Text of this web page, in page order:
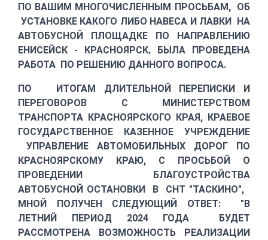
ПО ВАШИМ МНОГОЧИСЛЕННЫМ ПРОСЬБАМ, ОБ
УСТАНОВКЕ КАКОГО ЛИБО НАВЕСА И ЛАВКИ НА
АВТОБУСНОЙ ПЛОЩАДКЕ ПО НАПРАВЛЕНИЮ
ЕНИСЕЙСК - КРАСНОЯРСК, БЫЛА ПРОВЕДЕНА
РАБОТА ПО РЕШЕНИЮ ДАННОГО ВОПРОСА.
ПО ИТОГАМ ДЛИТЕЛЬНОЙ ПЕРЕПИСКИ И
ПЕРЕГОВОРОВ С МИНИСТЕРСТВОМ
ТРАНСПОРТА КРАСНОЯРСКОГО КРАЯ, КРАЕВОЕ
ГОСУДАРСТВЕННОЕ КАЗЕННОЕ УЧРЕЖДЕНИЕ
УПРАВЛЕНИЕ АВТОМОБИЛЬНЫХ ДОРОГ ПО
КРАСНОЯРСКОМУ КРАЮ, С ПРОСЬБОЙ О
ПРОВЕДЕНИИ БЛАГОУСТРОЙСТВА
АВТОБУСНОЙ ОСТАНОВКИ В СНТ "ТАСКИНО",
МНОЙ ПОЛУЧЕН СЛЕДУЮЩИЙ ОТВЕТ: "В
ЛЕТНИЙ ПЕРИОД 2024 ГОДА БУДЕТ
РАССМОТРЕНА ВОЗМОЖНОСТЬ РЕАЛИЗАЦИИ